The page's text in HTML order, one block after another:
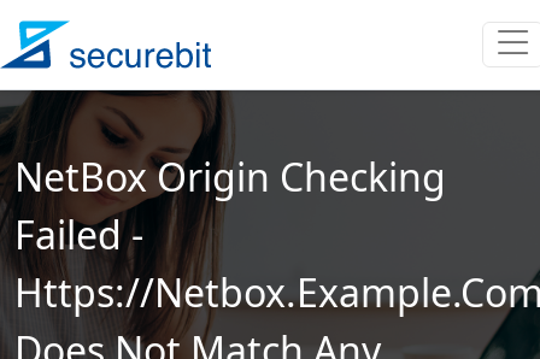
NetBox Origin Checking
Failed -
Https://